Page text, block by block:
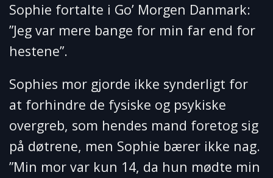
Sophie fortalte i Go’ Morgen Danmark:
”Jeg var mere bange for min far end for
hestene”.
Sophies mor gjorde ikke synderligt for
at forhindre de fysiske og psykiske
overgreb, som hendes mand foretog sig
på døtrene, men Sophie bærer ikke nag.
”Min mor var kun 14, da hun mødte min